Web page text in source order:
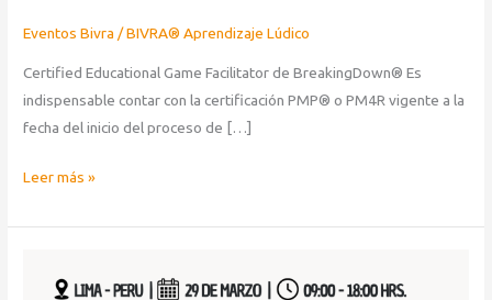
Eventos Bivra /BIVRA® Aprendizaje Lúdico
Certified Educational Game Facilitator de BreakingDown® Es
indispensable contar con la certificación PMP® o PM4R vigente a la
fecha del inicio del proceso de […]
Leer más »
Lúdico